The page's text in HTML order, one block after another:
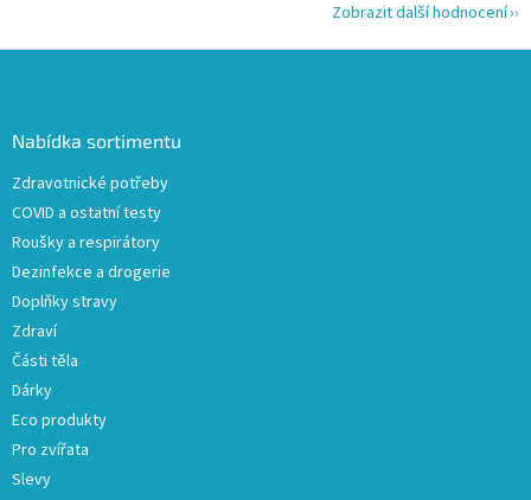
Zobrazit další hodnocení
Nabídka sortimentu
Zdravotnické potřeby
COVID a ostatní testy
Roušky a respirátory
Dezinfekce a drogerie
Doplňky stravy
Zdraví
Části těla
Dárky
Eco produkty
Pro zvířata
Slevy